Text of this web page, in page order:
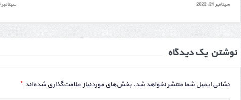
سپتامبر 21, 2022 سپتامبر 18, 2022
نوشتن یک دیدگاه
نشانی ایمیل شما منتشر نخواهد شد. بخش‌های موردنیاز علامت‌گذاری شده‌اند *